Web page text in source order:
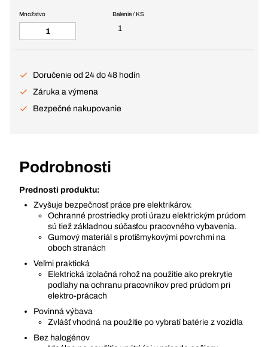
Balenie / KS
1
Množstvo
Doručenie od 24 do 48 hodín
Záruka a výmena
Bezpečné nakupovanie
Podrobnosti
Prednosti produktu:
Zvyšuje bezpečnosť práce pre elektrikárov.
Ochranné prostriedky proti úrazu elektrickým prúdom
sú tiež základnou súčasťou pracovného vybavenia.
Gumový materiál s protišmykovými povrchmi na
oboch stranách
Veľmi praktická
Elektrická izolačná rohož na použitie ako prekrytie
podlahy na ochranu pracovníkov pred prúdom pri
elektro-prácach
Povinná výbava
Zvlášť vhodná na použitie po vybratí batérie z vozidla
Bez halogénov